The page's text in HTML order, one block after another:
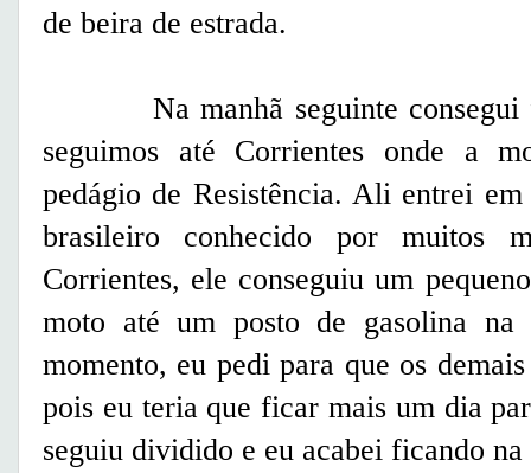
de beira de estrada.
Na manhã seguinte consegui
seguimos até Corrientes onde a
pedágio de Resistência. Ali entrei
brasileiro conhecido por muitos
Corrientes, ele conseguiu um
moto até um posto de gasolina na
momento, eu pedi para que os
pois eu teria que ficar mais um dia
seguiu dividido e eu acabei ficando na